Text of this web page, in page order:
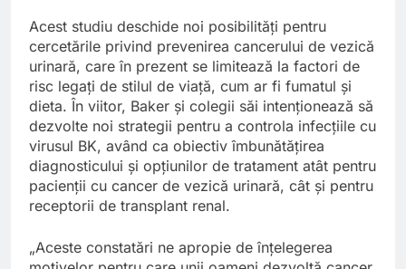
Acest studiu deschide noi posibilități pentru
cercetările privind prevenirea cancerului de vezică
urinară, care în prezent se limitează la factori de
risc legați de stilul de viață, cum ar fi fumatul și
dieta. În viitor, Baker și colegii săi intenționează să
dezvolte noi strategii pentru a controla infecțiile cu
virusul BK, având ca obiectiv îmbunătățirea
diagnosticului și opțiunilor de tratament atât pentru
pacienții cu cancer de vezică urinară, cât și pentru
receptorii de transplant renal.
„Aceste constatări ne apropie de înțelegerea